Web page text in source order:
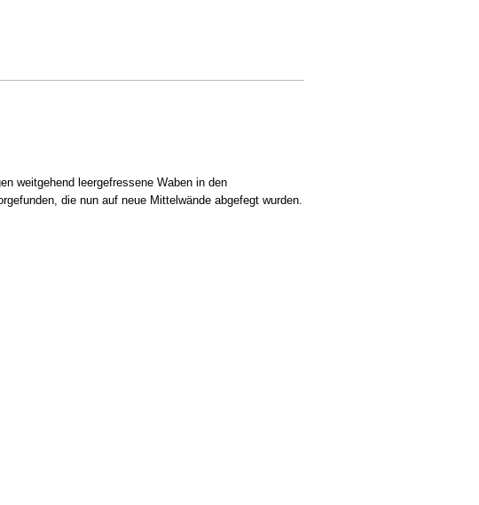
weitgehend leergefressene Waben in den
die nun auf neue Mittelwände abgefegt wurden.